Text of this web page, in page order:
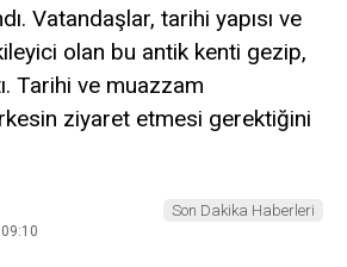
Vatandaşlar, tarihi yapısı ve
olan bu antik kenti gezip,
Tarihi ve muazzam
ziyaret etmesi gerektiğini
Son Dakika Haberleri